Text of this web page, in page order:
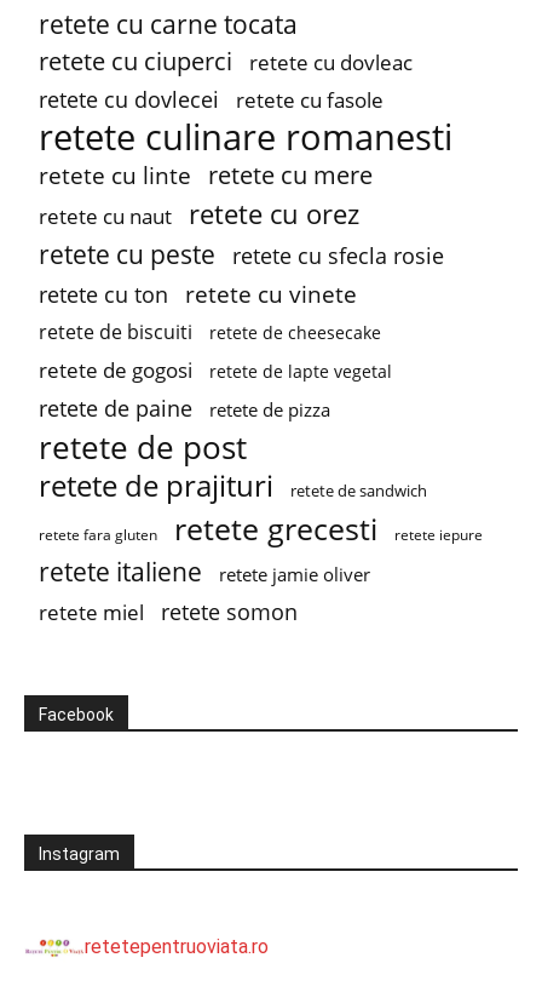
retete cu carne tocata
retete cu ciuperci retete cu dovleac
retete cu dovlecei retete cu fasole
retete culinare romanesti
retete cu linte retete cu mere
retete cu naut
retete cu orez
retete cu peste
retete cu sfecla rosie
retete cu ton
retete cu vinete
retete de biscuiti retete de cheesecake
retete de gogosi retete de lapte vegetal
retete de paine retete de pizza
retete de post
retete de prajituri retete de sandwich
retete fara gluten retete grecesti retete iepure
retete italiene retete jamie oliver
retete miel retete somon
Facebook
Instagram
retetepentruoviata.ro